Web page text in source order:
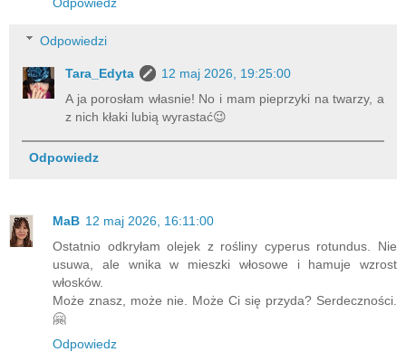
Odpowiedzi
Tara_Edyta
12 maj 2026, 19:25:00
A ja porosłam własnie! No i mam pieprzyki na twarzy, a
z nich kłaki lubią wyrastać😉
Odpowiedz
MaB 12 maj 2026, 16:11:00
Ostatnio odkryłam olejek z rośliny cyperus rotundus. Nie
usuwa, ale wnika w mieszki włosowe i hamuje wzrost
włosków.
Może znasz, może nie. Może Ci się przyda? Serdeczności.
🤗
Odpowiedz